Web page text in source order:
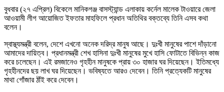
বুধবার (২৭ এপ্রিল) বিকেলে মানিকগঞ্জ বাসস্ট্যান্ড এলাকায় কর্নেল মালেক টাওয়ারে জেলা
আওয়ামী লীগ আয়োজিত ইফতার মাহফিলে প্রধান অতিথির বক্তব্যে তিনি এসব কথা
বলেন।
স্বাস্থ্যমন্ত্রী বলেন, দেশে এখনো অনেক দরিদ্র মানুষ আছে। দুঃখী মানুষের পাশে দাঁড়ানো
আমাদের দায়িত্ব। প্রধানমন্ত্রী শেখ হাসিনা দুঃখী মানুষের মুখে হাসি ফোটাতে বিভিন্ন কাজ
করে চলেছেন। এই রমজানেও গৃহহীন মানুষকে প্রায় ৩০ হাজার ঘর দিয়েছেন। ইতিমধ্যে
গৃহহীনদের ছয় লাখ ঘর দিয়েছেন। ভবিষ্যতে আরও দেবেন। তিনি প্রত্যেকটি মানুষের
মাথা গোঁজার ঠাঁই করে দেবেন।